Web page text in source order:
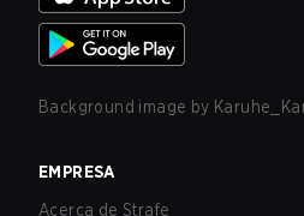
Background image by
EMPRESA
Acerca de Strafe